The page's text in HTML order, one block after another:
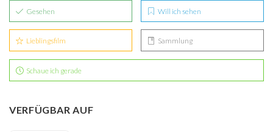
Gesehen Will ich sehen
Lieblingsfilm Sammlung
Schaue ich gerade
VERFÜGBAR AUF